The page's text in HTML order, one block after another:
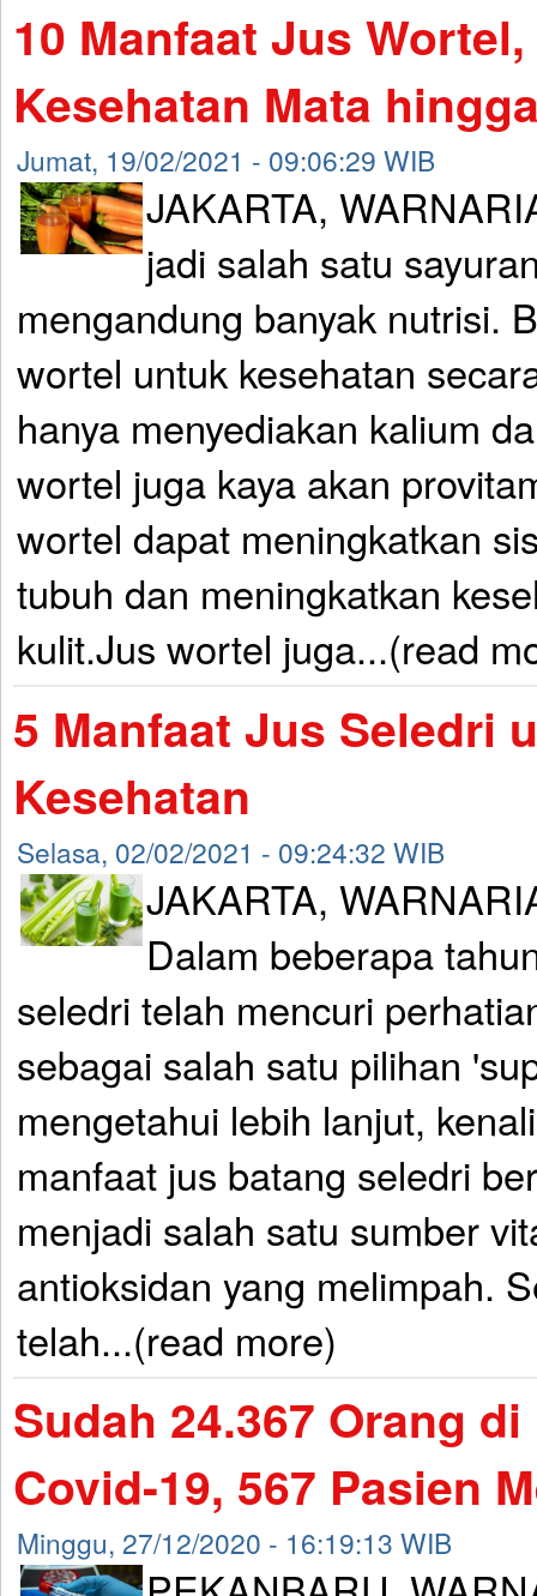
10 Manfaat Jus
Kesehatan Mata
Jumat, 19/02/2021 - 09:06:29 WIB
JAKARTA,
jadi salah satu
mengandung banyak nutrisi.
wortel untuk kesehatan
hanya menyediakan kalium
wortel juga kaya akan
wortel dapat meningkatkan
tubuh dan meningkatkan
kulit.Jus wortel juga...(read
5 Manfaat Jus Seledri
Kesehatan
Selasa, 02/02/2021 - 09:24:32 WIB
JAKARTA,
Dalam beberapa
seledri telah mencuri
sebagai salah satu pilihan
mengetahui lebih lanjut,
manfaat jus batang seledri
menjadi salah satu sumber
antioksidan yang melimpah.
telah...(read more)
Sudah 24.367 Orang
Covid-19, 567 Pasien
Minggu, 27/12/2020 - 16:19:13 WIB